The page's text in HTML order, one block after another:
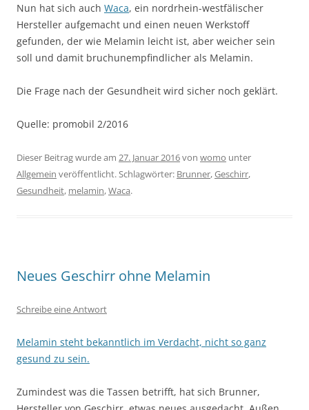
Nun hat sich auch Waca, ein nordrhein-westfälischer
Hersteller aufgemacht und einen neuen Werkstoff
gefunden, der wie Melamin leicht ist, aber weicher sein
soll und damit bruchunempfindlicher als Melamin.
Die Frage nach der Gesundheit wird sicher noch geklärt.
Quelle: promobil 2/2016
Dieser Beitrag wurde am 27. Januar 2016von womo unter
Allgemein veröffentlicht. Schlagwörter: Brunner,Geschirr,
Gesundheit, melamin,Waca.
Neues Geschirr ohne Melamin
Schreibe eine Antwort
Melamin steht bekanntlich im Verdacht, nicht so ganz
gesund zu sein.
Zumindest was die Tassen betrifft, hat sich Brunner,